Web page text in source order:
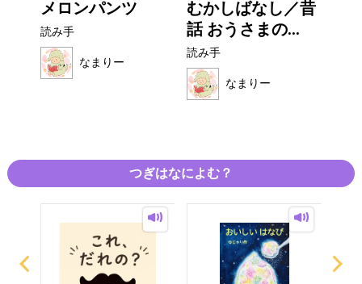
メロンパンツ
読み手
なまりー
むかしばなし／昔
話 おうさまの...
読み手
なまりー
つぎはなによむ？